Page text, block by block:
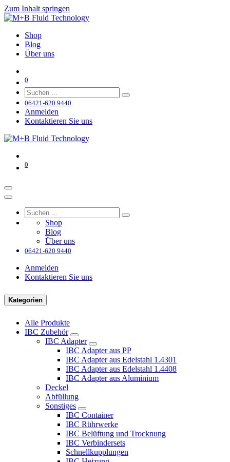
Zum Inhalt springen
Shop
Blog
Über uns
0
06421-620 9440
Anmelden
Kontaktieren Sie uns
0
Shop
Blog
Über uns
06421-620 9440
Anmelden
Kontaktieren Sie uns
Kategorien
Alle Produkte
IBC Zubehör
IBC Adapter
IBC Adapter aus PP
IBC Adapter aus Edelstahl 1.4301
IBC Adapter aus Edelstahl 1.4408
IBC Adapter aus Aluminium
Deckel
Abfüllung
Sonstiges
IBC Container
IBC Rührwerke
IBC Belüftung und Trocknung
IBC Verbindersets
Schnellkupplungen